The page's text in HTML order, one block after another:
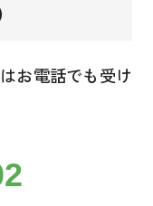
お電話でも受け